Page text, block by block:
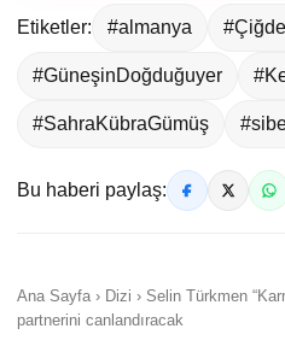
Etiketler: #almanya
#GüneşinDoğduğuyer
#SahraKübraGümüş
Bu haberi paylaş:
Ana Sayfa › Dizi › Selin Türkmen
partnerini canlandıracak